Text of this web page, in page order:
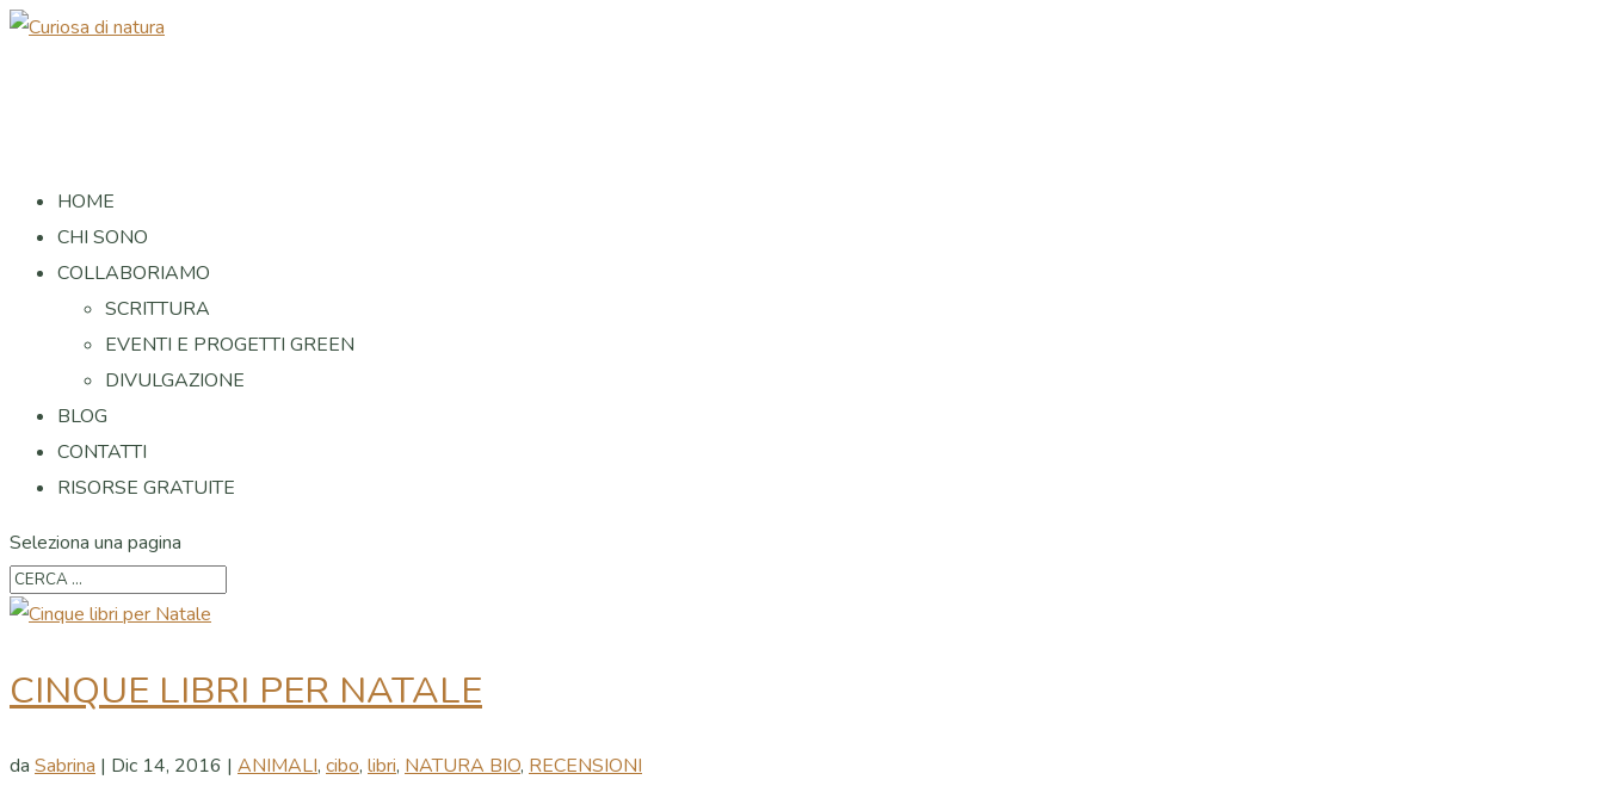
HOME
CHI SONO
COLLABORIAMO
SCRITTURA
EVENTI E PROGETTI GREEN
DIVULGAZIONE
BLOG
CONTATTI
RISORSE GRATUITE
Seleziona una pagina
CINQUE LIBRI PER NATALE
da Sabrina | Dic 14, 2016 | ANIMALI, cibo, libri, NATURA BIO, RECENSIONI